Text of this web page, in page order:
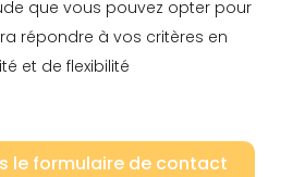
que vous pouvez opter pour
répondre à vos critères en
et de flexibilité
le formulaire de contact